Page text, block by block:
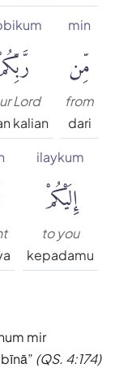
min
مِّن
from
dari
Lord
kalian
ilaykum
إِلَيْكُمْ
to you
kepadamu
mir
(QS. 4:174)